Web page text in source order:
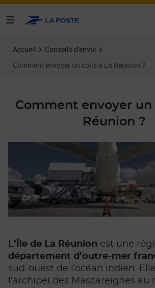
Accueil
Conseils d'envoi
Comment envoyer un colis à La Réunion ?
Comment envoyer un
Réunion ?
L’Île de La Réunion est une
département d’outre-mer
sud-ouest de l’océan indien.
l’archipel des Mascareignes